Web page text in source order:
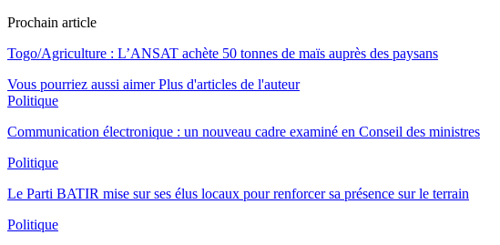
Prochain article
Togo/Agriculture : L’ANSAT achète 50 tonnes de maïs auprès des paysans
Vous pourriez aussi aimer Plus d'articles de l'auteur
Politique
Communication électronique : un nouveau cadre examiné en Conseil des ministres
Politique
Le Parti BATIR mise sur ses élus locaux pour renforcer sa présence sur le terrain
Politique